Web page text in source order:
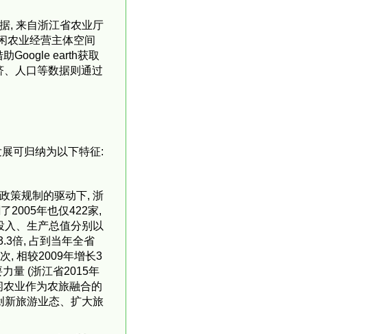
, 来自浙江省农业厅
农业经营主体空间
Google earth获取
人口等数据则通过
可归纳为以下特征:
策规制的驱动下, 浙
2005年也仅422家,
、生产总值分别以
倍, 占到当年全省
, 相较2009年增长3
量 (浙江省2015年
业作为农旅融合的
新旅游业态、扩大旅